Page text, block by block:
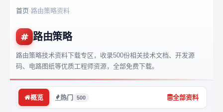
首页›路由策略资料
路由策略
路由策略技术资料下载专区，收录500份相关技术文档、开发源
码、电路图纸等优质工程师资源，全部免费下载。
概览 热门 500 全部资料